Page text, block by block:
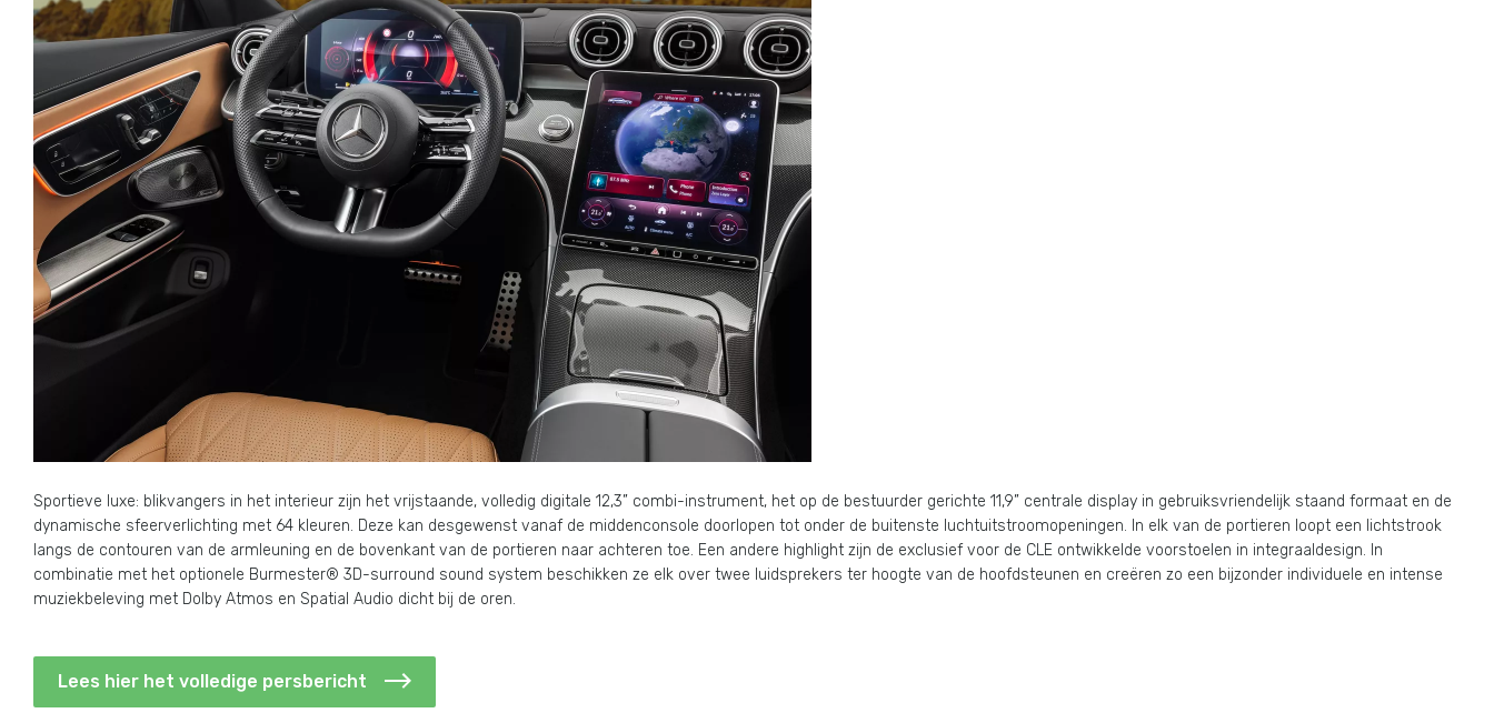
Sportieve luxe: blikvangers in het interieur zijn het vrijstaande, volledig digitale 12,3” combi-instrument, het op de bestuurder gerichte 11,9” centrale display in gebruiksvriendelijk staand formaat en de
dynamische sfeerverlichting met 64 kleuren. Deze kan desgewenst vanaf de middenconsole doorlopen tot onder de buitenste luchtuitstroomopeningen. In elk van de portieren loopt een lichtstrook
langs de contouren van de armleuning en de bovenkant van de portieren naar achteren toe. Een andere highlight zijn de exclusief voor de CLE ontwikkelde voorstoelen in integraaldesign. In
combinatie met het optionele Burmester® 3D-surround sound system beschikken ze elk over twee luidsprekers ter hoogte van de hoofdsteunen en creëren zo een bijzonder individuele en intense
muziekbeleving met Dolby Atmos en Spatial Audio dicht bij de oren.
Lees hier het volledige persbericht